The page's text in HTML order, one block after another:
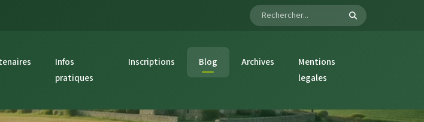
Infos
pratiques
Inscriptions Blog Archives
Mentions
legales